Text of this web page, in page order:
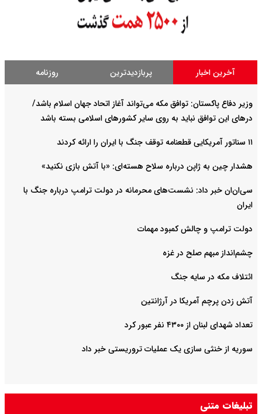
آخرین اخبار پربازدیدترین روزنامه
وزیر دفاع پاکستان: توافق مکه می‌تواند آغاز اتحاد جهان اسلام باشد/
درهای این توافق نباید به روی سایر کشورهای اسلامی بسته باشد
۱۱ سناتور آمریکایی قطعنامه توقف جنگ با ایران را ارائه کردند
هشدار چین به ژاپن درباره سلاح هسته‌ای: «با آتش بازی نکنید»
سی‌ان‌ان خبر داد: نشست‌های محرمانه در دولت ترامپ درباره جنگ با
ایران
دولت ترامپ و چالش کمبود مهمات
چشم‌انداز مبهم صلح در غزه
ائتلاف مکه در سایه جنگ
آتش زدن پرچم آمریکا در آرژانتین
تعداد شهدای لبنان از ۴۳۰۰ نفر عبور کرد
سوریه از خنثی سازی یک عملیات تروریستی خبر داد
تبلیغات متنی